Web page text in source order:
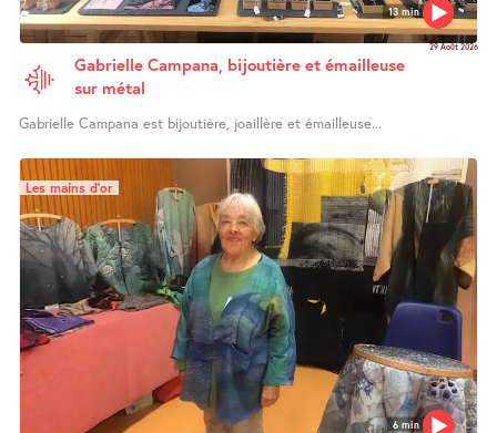
13 min
29 Août 2026
Gabrielle Campana, bijoutière et émailleuse
sur métal
Gabrielle Campana est bijoutière, joaillère et émailleuse...
6 min
Les mains d’or